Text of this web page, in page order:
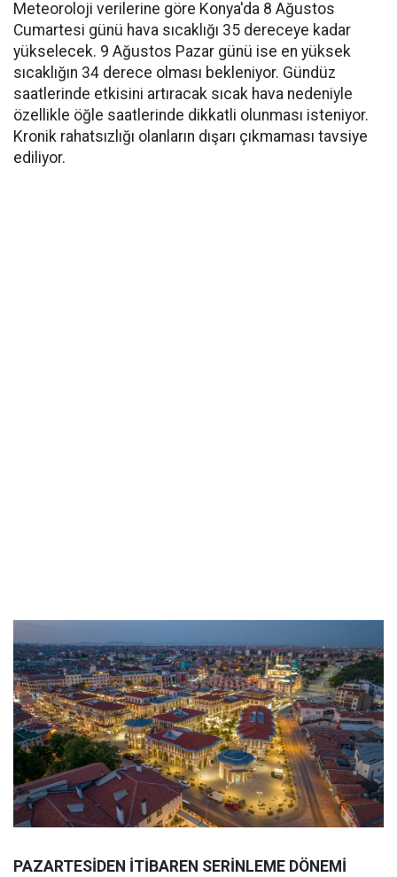
Meteoroloji verilerine göre Konya'da 8 Ağustos
Cumartesi günü hava sıcaklığı 35 dereceye kadar
yükselecek. 9 Ağustos Pazar günü ise en yüksek
sıcaklığın 34 derece olması bekleniyor. Gündüz
saatlerinde etkisini artıracak sıcak hava nedeniyle
özellikle öğle saatlerinde dikkatli olunması isteniyor.
Kronik rahatsızlığı olanların dışarı çıkmaması tavsiye
ediliyor.
PAZARTESİDEN İTİBAREN SERİNLEME DÖNEMİ